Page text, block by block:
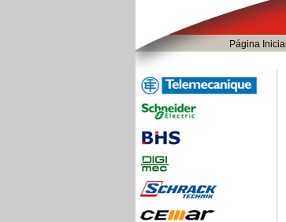
Página Inicial